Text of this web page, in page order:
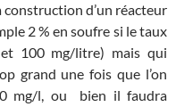
construction d’un réacteur
2 % en soufre si le taux
100 mg/litre) mais qui
grand une fois que l’on
mg/l, ou bien il faudra